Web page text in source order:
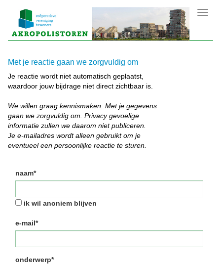
Met je reactie gaan we zorgvuldig om
Je reactie wordt niet automatisch geplaatst,
waardoor jouw bijdrage niet direct zichtbaar is.
We willen graag kennismaken. Met je gegevens
gaan we zorgvuldig om. Privacy gevoelige
informatie zullen we daarom niet publiceren.
Je e-mailadres wordt alleen gebruikt om je
eventueel een persoonlijke reactie te sturen.
naam*
ik wil anoniem blijven
e-mail*
onderwerp*